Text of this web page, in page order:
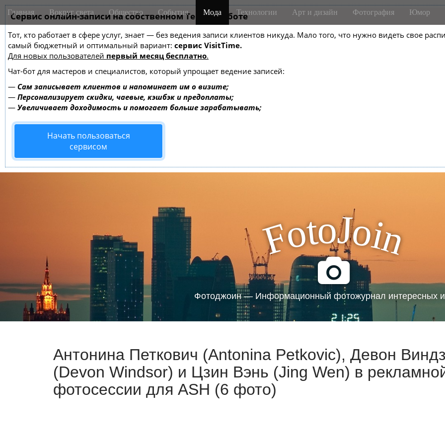
Сервис онлайн-записи на собственном Telegram-боте
Тот, кто работает в сфере услуг, знает — без ведения записи клиентов никуда. Мало того, что нужно видеть свое
самый бюджетный и оптимальный вариант: сервис VisitTime.
Для новых пользователей первый месяц бесплатно.
Чат-бот для мастеров и специалистов, который упрощает ведение записей:
— Сам записывает клиентов и напоминает им о визите;
— Персонализирует скидки, чаевые, кэшбэк и предоплаты;
— Увеличивает доходимость и помогает больше зарабатывать;
Начать пользоваться
сервисом
M
a
n
m
e
n
u
i
Главная Вокруг света Общество События Мода Технологии Арт и дизайн Фотография Юмор
FotoJoin
Фотоджоин — Информационный фотожурнал интересных
Антонина Петкович (Antonina Petkovic), Девон
(Devon Windsor) и Цзин Вэнь (Jing Wen) в
фотосессии для ASH (6 фото)